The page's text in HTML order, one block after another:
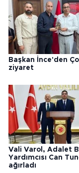
Başkan İnce'den
ziyaret
Vali Varol, Adalet
Yardımcısı Can
ağırladı